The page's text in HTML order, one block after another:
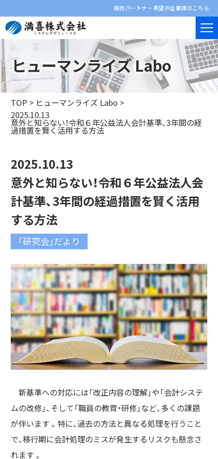
販売パートナー希望の企業様はこちら
ヒューマンライズ Labo
TOP > ヒューマンライズ Labo >
2025.10.13
意外と知らない！令和６年公益法人会計基準、3年間の経
過措置を賢く活用する方法
2025.10.13
意外と知らない！令和６年公益法人会
計基準、3年間の経過措置を賢く活用
する方法
「研究会」だより
新基準への対応には「改正内容の理解」や「会計システ
ムの改修」、そして「職員の教育・研修」など、多くの課題
が伴います 。特に、過去の方法と異なる処理を行うこと
で、移行期に会計処理のミスが発生するリスクも懸念さ
れます 。